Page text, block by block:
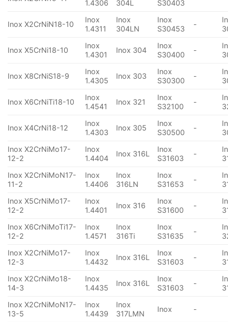
1.4306
304L
S30403
Inox X2CrNiN18-10
Inox
1.4311
Inox
304LN
Inox
S30453
-
Inox X5CrNi18-10
Inox
1.4301
Inox 304
Inox
S30400
-
Inox X8CrNiS18-9
Inox
1.4305
Inox 303
Inox
S30300
-
Inox X6CrNiTi18-10
Inox
1.4541
Inox 321
Inox
S32100
-
Inox X4CrNi18-12
Inox
1.4303
Inox 305
Inox
S30500
-
Inox X2CrNiMo17-
12-2
Inox
1.4404
Inox 316L
Inox
S31603
-
Inox X2CrNiMoN17-
11-2
Inox
1.4406
Inox
316LN
Inox
S31653
-
Inox X5CrNiMo17-
12-2
Inox
1.4401
Inox 316
Inox
S31600
-
Inox X6CrNiMoTi17-
12-2
Inox
1.4571
Inox
316Ti
Inox
S31635
-
Inox X2CrNiMo17-
12-3
Inox
1.4432
Inox 316L
Inox
S31603
-
Inox X2CrNiMo18-
14-3
Inox
1.4435
Inox 316L
Inox
S31603
-
Inox X2CrNiMoN17-
13-5
Inox
1.4439
Inox
317LMN
Inox -